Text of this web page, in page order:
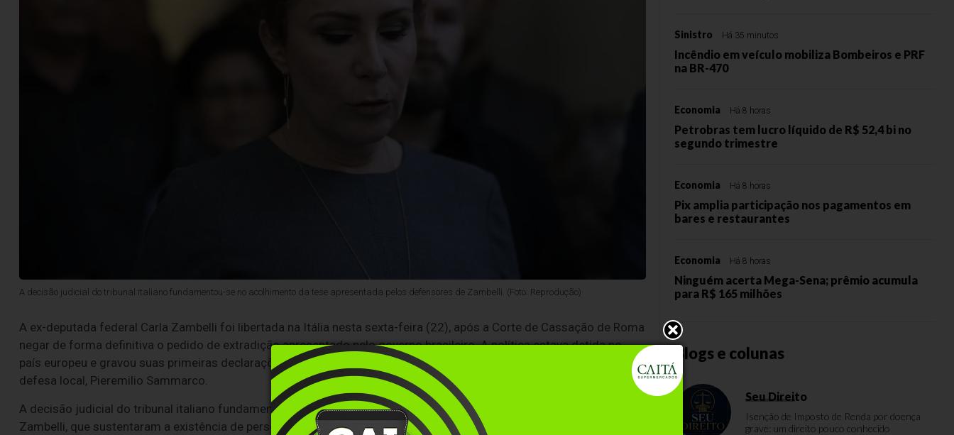
A decisão judicial do tribunal italiano fundamentou-se no acolhimento da tese apresentada pelos defensores de Zambelli. (Foto: Reprodução)
A ex-deputada federal Carla Zambelli foi libertada na Itália nesta sexta-feira (22), após a Corte de Cassação de Roma
negar de forma definitiva o pedido de extradição apresentado pelo governo brasileiro. A política estava detida no
país europeu e gravou suas primeiras declarações em liberdade nas redes sociais ao lado de seu advogado de
defesa local, Pieremilio Sammarco.
A decisão judicial do tribunal italiano fundamentou-se no acolhimento da tese apresentada pelos defensores de
Zambelli, que sustentaram a existência de perseguição política no processo de origem. A ordem anterior para o
Sinistro Há 35 minutos
Incêndio em veículo mobiliza Bombeiros e PRF
na BR-470
Economia Há 8 horas
Petrobras tem lucro líquido de R$ 52,4 bi no
segundo trimestre
Economia Há 8 horas
Pix amplia participação nos pagamentos em
bares e restaurantes
Economia Há 8 horas
Ninguém acerta Mega-Sena; prêmio acumula
para R$ 165 milhões
Blogs e colunas
Seu Direito
Isenção de Imposto de Renda por doença
grave: um direito pouco conhecido